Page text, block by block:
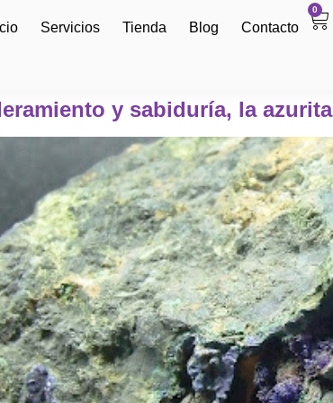
Servicios Tienda Blog Contacto
0
y sabiduría, la azurita